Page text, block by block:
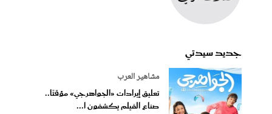
جديد سيدتي
مشاهير العرب
تعليق إيرادات «الجواهرجي» مؤقتًا..
صناع الفيلم يكشفون ا...